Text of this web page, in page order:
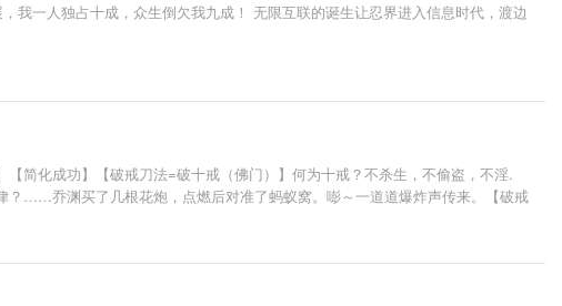
我一人独占十成，众生倒欠我九成！ 无限互联的诞生让忍界进入信息时代，渡边
简化成功】【破戒刀法=破十戒（佛门）】何为十戒？不杀生，不偷盗，不淫.
……乔渊买了几根花炮，点燃后对准了蚂蚁窝。嘭～一道道爆炸声传来。【破戒